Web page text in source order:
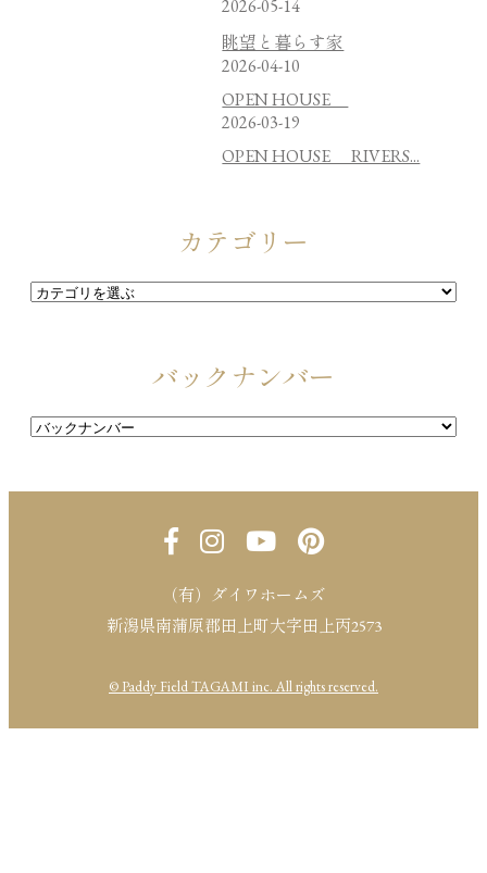
2026-05-14
眺望と暮らす家
2026-04-10
OPEN HOUSE
2026-03-19
OPEN HOUSE RIVERS...
カテゴリー
バックナンバー
（有）ダイワホームズ
新潟県南蒲原郡田上町大字田上丙2573
© Paddy Field TAGAMI inc. All rights reserved.